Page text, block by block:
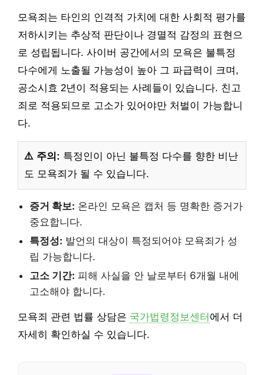
모욕죄는 타인의 인격적 가치에 대한 사회적 평가를
저하시키는 추상적 판단이나 경멸적 감정의 표현으
로 성립됩니다. 사이버 공간에서의 모욕은 불특정
다수에게 노출될 가능성이 높아 그 파급력이 크며,
공소시효 2년이 적용되는 사례들이 있습니다. 친고
죄로 적용되므로 고소가 있어야만 처벌이 가능합니
다.
⚠️ 주의: 특정인이 아닌 불특정 다수를 향한 비난
도 모욕죄가 될 수 있습니다.
증거 확보: 온라인 모욕은 캡처 등 명확한 증거가
중요합니다.
특정성: 발언의 대상이 특정되어야 모욕죄가 성
립 가능합니다.
고소 기간: 피해 사실을 안 날로부터 6개월 내에
고소해야 합니다.
모욕죄 관련 법률 상담은 국가법령정보센터 에서 더
자세히 확인하실 수 있습니다.